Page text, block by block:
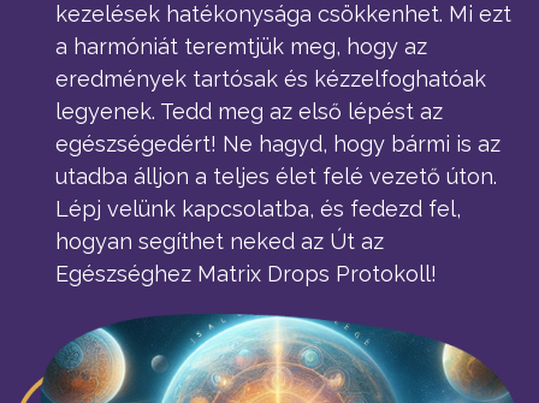
kezelések hatékonysága csökkenhet. Mi ezt
a harmóniát teremtjük meg, hogy az
eredmények tartósak és kézzelfoghatóak
legyenek. Tedd meg az első lépést az
egészségedért! Ne hagyd, hogy bármi is az
utadba álljon a teljes élet felé vezető úton.
Lépj velünk kapcsolatba, és fedezd fel,
hogyan segíthet neked az Út az
Egészséghez Matrix Drops Protokoll!